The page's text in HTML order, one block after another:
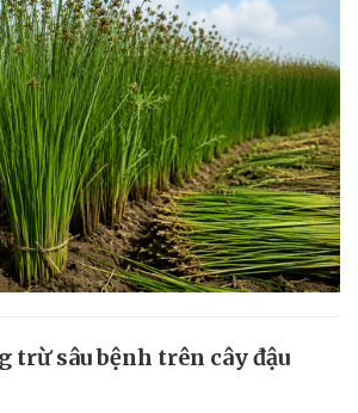
trừ sâu bệnh trên cây đậu